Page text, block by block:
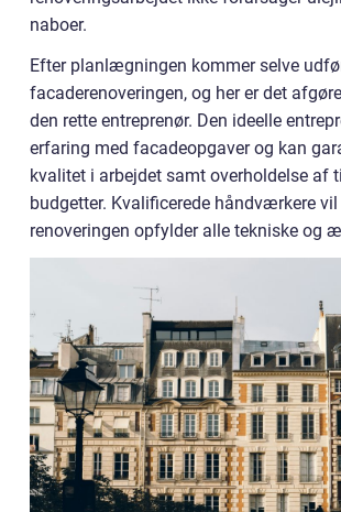
naboer.
Efter planlægningen kommer selve
facaderenoveringen, og her er det
den rette entreprenør. Den ideelle
erfaring med facadeopgaver og kan
kvalitet i arbejdet samt overholdelse af
budgetter. Kvalificerede håndværkere vil
renoveringen opfylder alle tekniske og